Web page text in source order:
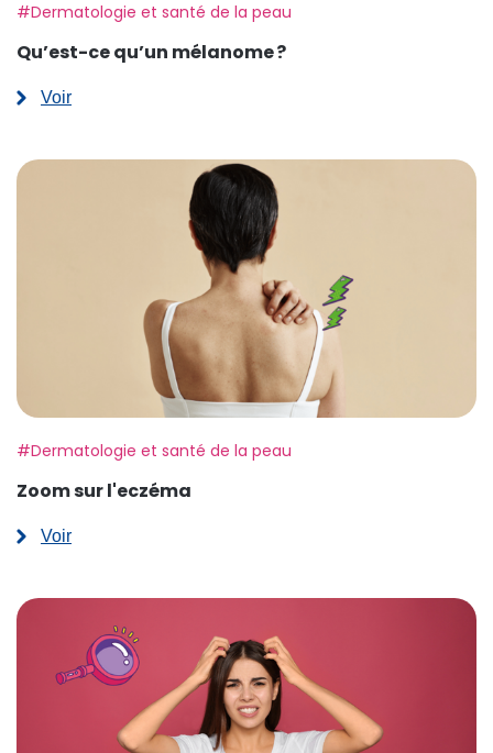
Etiquette:
#Dermatologie et santé de la peau
Qu’est-ce qu’un mélanome ?
Voir
:
qu’un
Etiquette:
#Dermatologie et santé de la peau
Zoom sur l'eczéma
Voir
:
l'eczéma